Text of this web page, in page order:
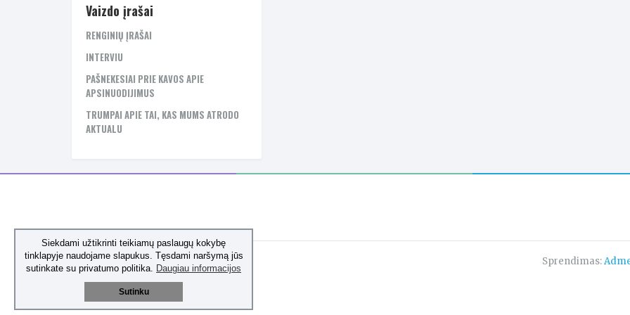
Siekdami užtikrinti teikiamų paslaugų kokybę
tinklapyje naudojame slapukus. Tęsdami naršymą jūs
sutinkate su privatumo politika. Daugiau informacijos
Sutinku
Vaizdo įrašai
RENGINIŲ ĮRAŠAI
INTERVIU
PAŠNEKESIAI PRIE KAVOS APIE
APSINUODIJIMUS
TRUMPAI APIE TAI, KAS MUMS ATRODO
AKTUALU
Sprendimas: